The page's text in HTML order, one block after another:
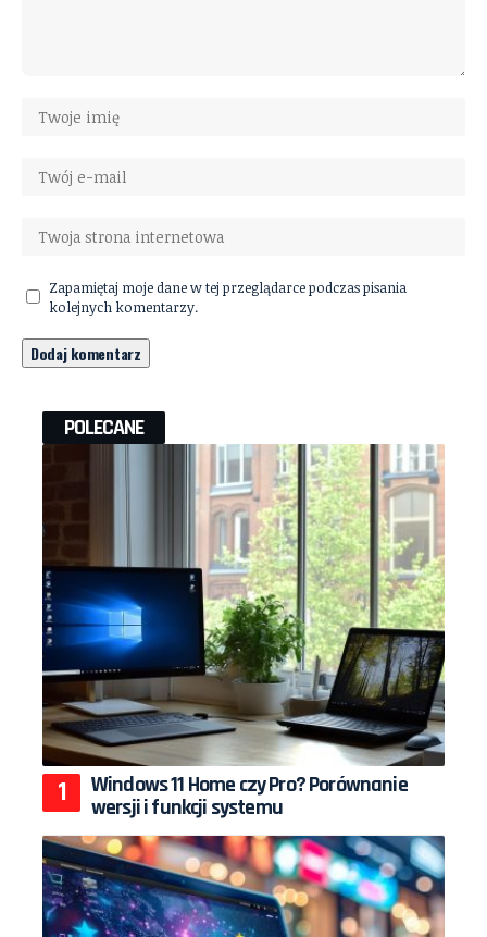
Zapamiętaj moje dane w tej przeglądarce podczas pisania
kolejnych komentarzy.
POLECANE
Windows 11 Home czy Pro? Porównanie
wersji i funkcji systemu